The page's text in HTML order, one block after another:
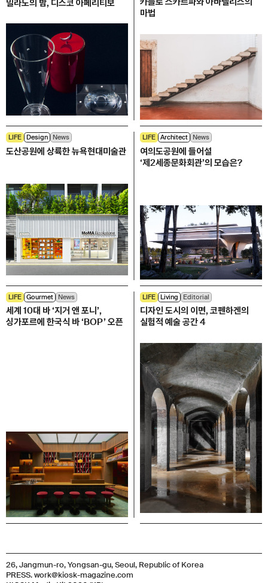
밀라노의 밤, 디스코 아페리티보
마법
LIFE Design News
도산공원에 상륙한 뉴욕현대미술관
LIFE Architect News
여의도공원에 들어설
‘제2세종문화회관’의 모습은?
LIFE Gourmet News
세계 10대 바 ‘지거 앤 포니’,
싱가포르에 한국식 바 ‘BOP’ 오픈
LIFE Living Editorial
디자인 도시의 이면, 코펜하겐의
실험적 예술 공간 4
26, Jangmun-ro, Yongsan-gu, Seoul, Republic of Korea
PRESS. work@kiosk-magazine.com